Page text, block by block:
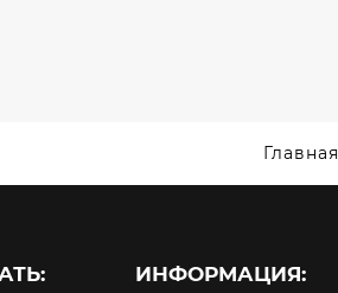
Главная
ИНФОРМАЦИЯ: